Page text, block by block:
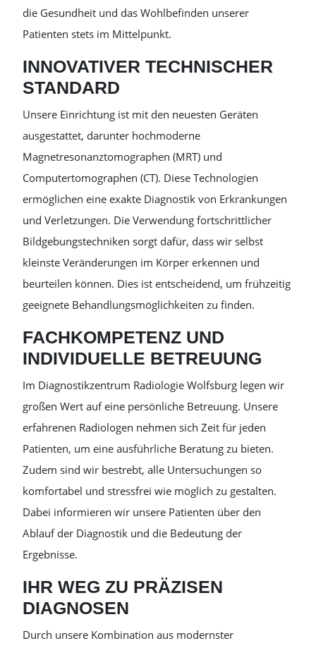
die Gesundheit und das Wohlbefinden unserer
Patienten stets im Mittelpunkt.
INNOVATIVER TECHNISCHER
STANDARD
Unsere Einrichtung ist mit den neuesten Geräten
ausgestattet, darunter hochmoderne
Magnetresonanztomographen (MRT) und
Computertomographen (CT). Diese Technologien
ermöglichen eine exakte Diagnostik von Erkrankungen
und Verletzungen. Die Verwendung fortschrittlicher
Bildgebungstechniken sorgt dafür, dass wir selbst
kleinste Veränderungen im Körper erkennen und
beurteilen können. Dies ist entscheidend, um frühzeitig
geeignete Behandlungsmöglichkeiten zu finden.
FACHKOMPETENZ UND
INDIVIDUELLE BETREUUNG
Im Diagnostikzentrum Radiologie Wolfsburg legen wir
großen Wert auf eine persönliche Betreuung. Unsere
erfahrenen Radiologen nehmen sich Zeit für jeden
Patienten, um eine ausführliche Beratung zu bieten.
Zudem sind wir bestrebt, alle Untersuchungen so
komfortabel und stressfrei wie möglich zu gestalten.
Dabei informieren wir unsere Patienten über den
Ablauf der Diagnostik und die Bedeutung der
Ergebnisse.
IHR WEG ZU PRÄZISEN
DIAGNOSEN
Durch unsere Kombination aus modernster